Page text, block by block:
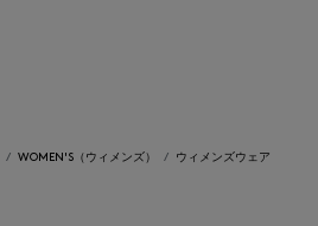
WOMEN'S（ウィメンズ）
ウィメンズウェア